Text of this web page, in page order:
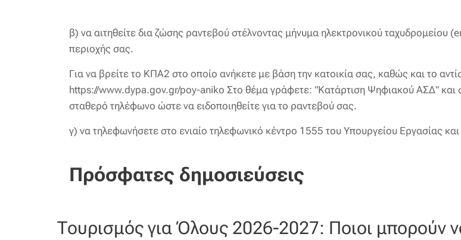
β) να αιτηθείτε δια ζώσης ραντεβού στέλνοντας μήνυμα ηλεκτρονικού
περιοχής σας.
Για να βρείτε το ΚΠΑ2 στο οποίο ανήκετε με βάση την κατοικία σας, καθώς και το
https://www.dypa.gov.gr/poy-aniko Στο θέμα γράφετε: "Κατάρτιση Ψηφιακού ΑΣΔ" και
σταθερό τηλέφωνο ώστε να ειδοποιηθείτε για το ραντεβού σας.
γ) να τηλεφωνήσετε στο ενιαίο τηλεφωνικό κέντρο 1555 του Υπουργείου Εργασίας
Πρόσφατες δημοσιεύσεις
Τουρισμός για Όλους 2026-2027: Ποιοι μπορούν